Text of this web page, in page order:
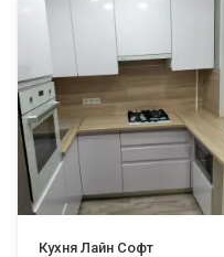
Кухня Лайн Софт